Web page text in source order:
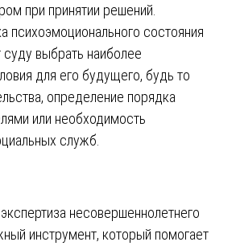
при принятии решений.
психоэмоционального состояния
выбрать наиболее
для его будущего, будь то
определение порядка
или необходимость
служб.
несовершеннолетнего
инструмент, который помогает